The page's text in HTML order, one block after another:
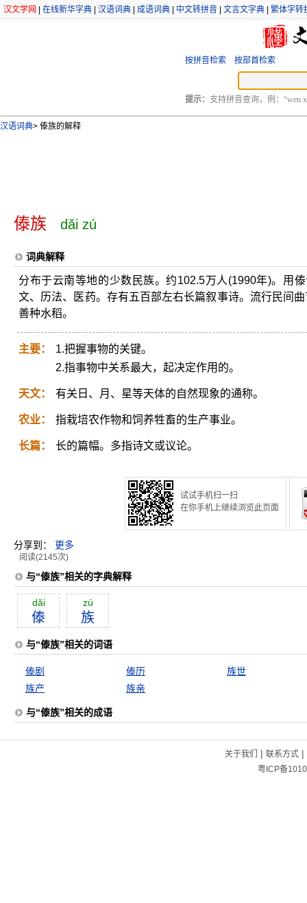
汉文学网 在线新华字典 汉语词典 成语词典 中文转拼音 文言文字典 繁体字转
按拼音检索 按部首检索
提示： 支持拼音查询，例：“wen
汉语词典> 傣族的解释
傣族 dǎi zú
词典解释
分布于云南等地的少数民族。约102.5万人(1990年)。用
文、历法、医药。存有五百部左右长篇叙事诗。流行民间
善种水稻。
主要：
1.把握事物的关键。
2.指事物中关系最大，起决定作用的。
天文： 有关日、月、星等天体的自然现象的通称。
农业： 指栽培农作物和饲养牲畜的生产事业。
长篇： 长的篇幅。多指诗文或议论。
试试手机扫一扫
在你手机上继续浏览此页面
分享到： 更多
阅读(2145次)
与“傣族”相关的字典解释
dăi
傣
zú
族
与“傣族”相关的词语
傣剧 傣历
族世
族产
族亲
与“傣族”相关的成语
关于我们 | 联系方式|
粤ICP备